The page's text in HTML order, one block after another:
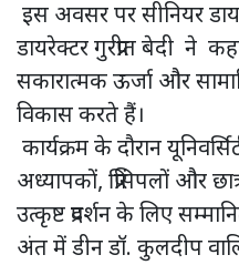
इस अवसर पर सीनियर
डायरेक्टर गुरप्रीत बेदी
सकारात्मक ऊर्जा और
विकास करते हैं।
कार्यक्रम के दौरान
अध्यापकों, प्रिंसिपलों और
उत्कृष्ट प्रदर्शन के लिए
अंत में डीन डॉ. कुलदीप